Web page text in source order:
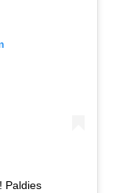
Paldies